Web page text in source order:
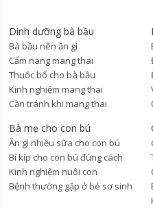
Dinh dưỡng bà bầu
Bà bầu nên ăn gì
Cẩm nang mang thai
Thuốc bổ cho bà bầu
Kinh nghiệm mang thai
Cần tránh khi mang thai
Bà mẹ cho con bú
Ăn gì nhiều sữa cho con bú
Bí kíp cho con bú đúng cách
Kinh nghiệm nuôi con
Bệnh thường gặp ở bé sơ sinh